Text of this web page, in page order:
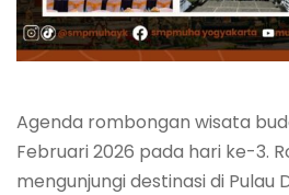
Agenda rombongan wisata
Februari 2026 pada hari ke-3.
mengunjungi destinasi di Pulau